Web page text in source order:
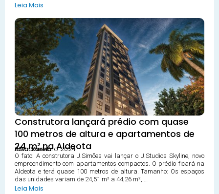
Leia Mais
Construtora lançará prédio com quase
100 metros de altura e apartamentos de
24 m² na Aldeota
05 novembro 2024
Átila Varela
O fato: A construtora J.Simões vai lançar o J.Studios Skyline, novo
empreendimento com apartamentos compactos. O prédio ficará na
Aldeota e terá quase 100 metros de altura. Tamanho: Os espaços
das unidades variam de 24,51 m² a 44,26 m², …
Leia Mais